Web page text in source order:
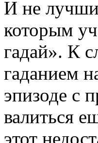
И не
которым
гадай». К
гаданием
эпизоде с
валиться
этот